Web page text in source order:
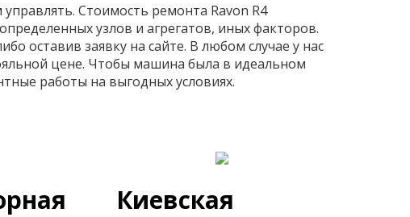
Стоимость ремонта Ravon R4
узлов и агрегатов, иных факторов.
оставив заявку на сайте. В любом случае у нас
цене. Чтобы машина была в идеальном
работы на выгодных условиях.
Киевская